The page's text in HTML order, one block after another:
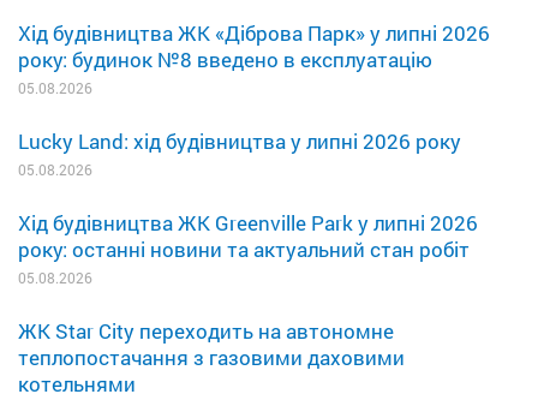
Хід будівництва ЖК «Діброва Парк» у липні 2026
року: будинок №8 введено в експлуатацію
05.08.2026
Lucky Land: хід будівництва у липні 2026 року
05.08.2026
Хід будівництва ЖК Greenville Park у липні 2026
року: останні новини та актуальний стан робіт
05.08.2026
ЖК Star City переходить на автономне
теплопостачання з газовими даховими
котельнями